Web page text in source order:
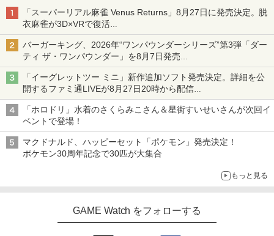
「スーパーリアル麻雀 Venus Returns」8月27日に発売決定。脱
衣麻雀が3D×VRで復活
発売から2週間は20%オフになるセールが実施
バーガーキング、2026年“ワンパウンダーシリーズ”第3弾「ダー
ティ ザ・ワンパウンダー」を8月7日発売
「特製ガーリックマヨソース」を使用した超大型チーズバーガー
「イーグレットツー ミニ」新作追加ソフト発売決定。詳細を公
開するファミ通LIVEが8月27日20時から配信
シリーズ累計100タイトルへ
「ホロドリ」水着のさくらみこさん＆星街すいせいさんが次回イ
ベントで登場！
マクドナルド、ハッピーセット「ポケモン」発売決定！
ポケモン30周年記念で30匹が大集合
もっと見る
GAME Watch をフォローする